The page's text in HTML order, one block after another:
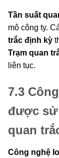
Tần suất
mô công ty.
trắc định kỳ
Trạm quan
liên tục.
7.3
được sử
quan
Công nghệ